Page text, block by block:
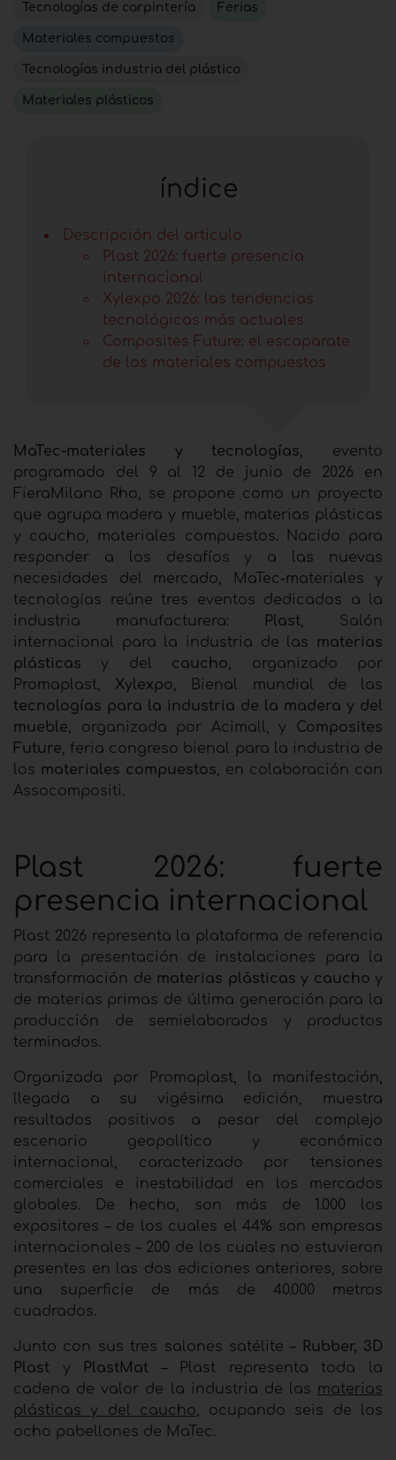
Tecnologías de carpintería Ferias
Materiales compuestos
Tecnologías industria del plástico
Materiales plásticos
índice
Descripción del articulo
Plast 2026: fuerte presencia
internacional
Xylexpo 2026: las tendencias
tecnológicas más actuales
Composites Future: el escaparate
de los materiales compuestos
MaTec-materiales y tecnologías, evento
programado del 9 al 12 de junio de 2026 en
FieraMilano Rho, se propone como un proyecto
que agrupa madera y mueble, materias plásticas
y caucho, materiales compuestos. Nacido para
responder a los desafíos y a las nuevas
necesidades del mercado, MaTec-materiales y
tecnologías reúne tres eventos dedicados a la
industria manufacturera:
Plast, Salón
internacional para la industria de las materias
plásticas y del caucho, organizado por
Promaplast, Xylexpo, Bienal mundial de las
tecnologías para la industria de la madera y del
mueble, organizada por Acimall, y Composites
Future, feria congreso bienal para la industria de
los materiales compuestos, en colaboración con
Assocompositi.
Plast 2026: fuerte
presencia internacional
Plast 2026 representa la plataforma de referencia
para la presentación de instalaciones para la
transformación de materias plásticas y caucho y
de materias primas de última generación para la
producción de semielaborados y productos
terminados.
Organizada por Promaplast, la manifestación,
llegada a su vigésima edición, muestra
resultados positivos a pesar del complejo
escenario geopolítico y económico
internacional, caracterizado por tensiones
comerciales e inestabilidad en los mercados
globales. De hecho, son más de 1.000 los
expositores – de los cuales el 44% son empresas
internacionales – 200 de los cuales no estuvieron
presentes en las dos ediciones anteriores, sobre
una superficie de más de 40.000 metros
cuadrados.
Junto con sus tres salones satélite – Rubber, 3D
Plast y PlastMat – Plast representa toda la
cadena de valor de la industria de las materias
plásticas y del caucho, ocupando seis de los
ocho pabellones de MaTec.